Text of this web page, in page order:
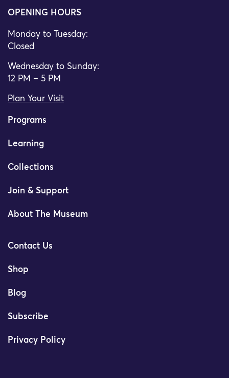
OPENING HOURS
Monday to Tuesday:
Closed
Wednesday to Sunday:
12 PM – 5 PM
Plan Your Visit
Programs
Learning
Collections
Join & Support
About The Museum
Contact Us
Shop
Blog
Subscribe
Privacy Policy